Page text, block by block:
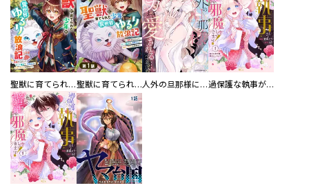
聖獣に育てられた少年の異世界ゆるり放浪記～神様からもらったチート魔法で、仲間たちとスローライフを満喫中～ 聖獣に育てられた少年の異世界ゆるり放浪記～神様からもらったチート魔法で、仲間たちとスローライフを満喫中～【分冊版】 人外の旦那様に娶られ毎晩ナカまで愛される…。アンソロジー 過保護な執事が私の婚活を邪魔してきます！ 分冊版